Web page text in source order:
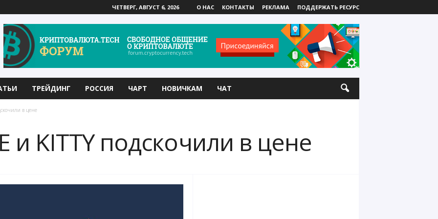
ЧЕТВЕРГ, АВГУСТ 6, 2026 О НАС КОНТАКТЫ РЕКЛАМА ПОДДЕРЖАТЬ РЕСУРС
ТРЕЙДИНГ РОССИЯ ЧАРТ НОВИЧКАМ ЧАТ
в цене
и KITTY подскочили в цене